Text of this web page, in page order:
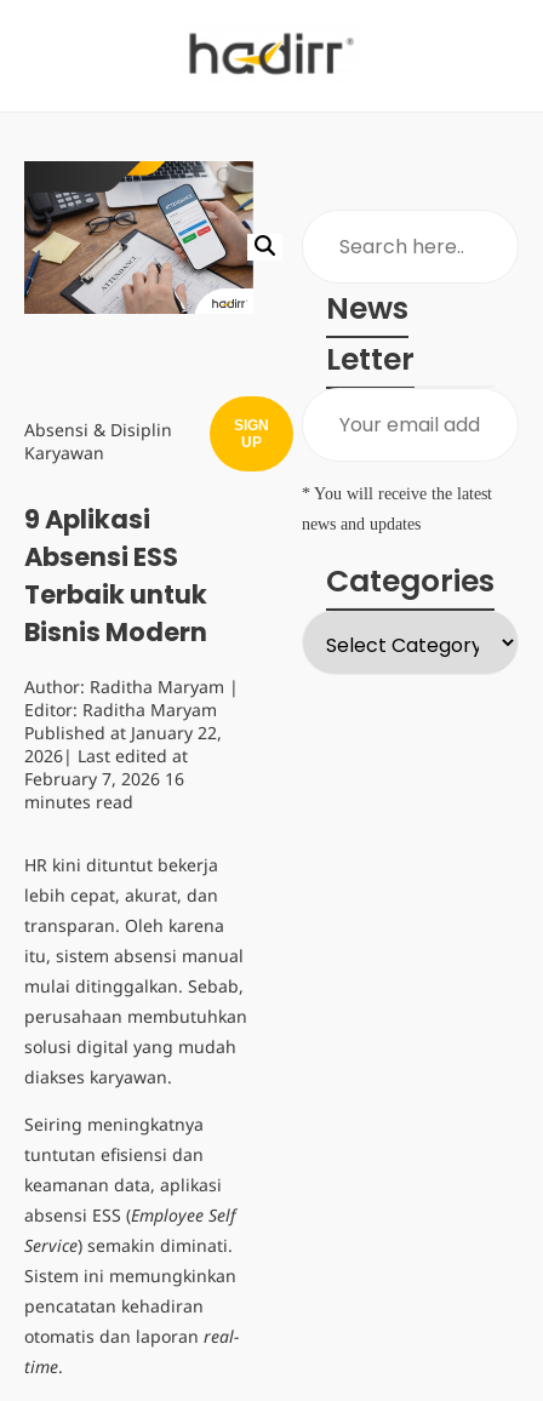
Absensi & Disiplin
Karyawan
9 Aplikasi
Absensi ESS
Terbaik untuk
Bisnis Modern
Author: Raditha Maryam |
Editor: Raditha Maryam
Published at January 22,
2026| Last edited at
February 7, 2026 16
minutes read
HR kini dituntut bekerja
lebih cepat, akurat, dan
transparan. Oleh karena
itu, sistem absensi manual
mulai ditinggalkan. Sebab,
perusahaan membutuhkan
solusi digital yang mudah
diakses karyawan.
Seiring meningkatnya
tuntutan efisiensi dan
keamanan data, aplikasi
absensi ESS (Employee Self
Service) semakin diminati.
Sistem ini memungkinkan
pencatatan kehadiran
otomatis dan laporan real-
time.
News
Letter
SIGN
UP
* You will receive the latest
news and updates
Categories